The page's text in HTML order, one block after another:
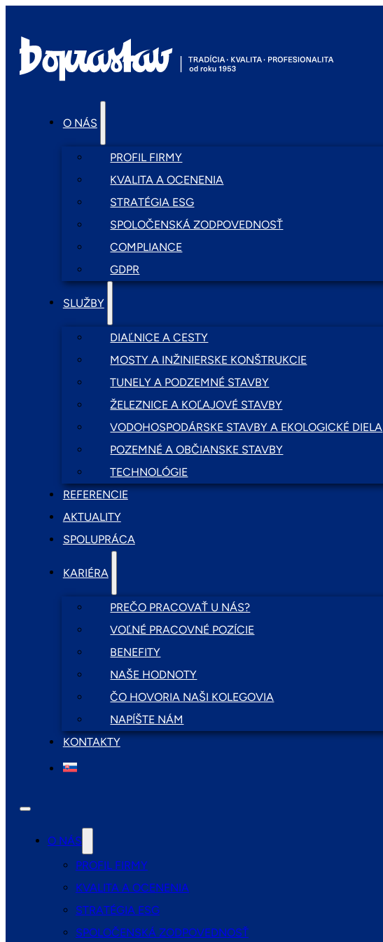
O NÁS
PROFIL FIRMY
KVALITA A OCENENIA
STRATÉGIA ESG
SPOLOČENSKÁ ZODPOVEDNOSŤ
COMPLIANCE
GDPR
SLUŽBY
DIAĽNICE A CESTY
MOSTY A INŽINIERSKE KONŠTRUKCIE
TUNELY A PODZEMNÉ STAVBY
ŽELEZNICE A KOĽAJOVÉ STAVBY
VODOHOSPODÁRSKE STAVBY A EKOLOGICKÉ DIELA
POZEMNÉ A OBČIANSKE STAVBY
TECHNOLÓGIE
REFERENCIE
AKTUALITY
SPOLUPRÁCA
KARIÉRA
PREČO PRACOVAŤ U NÁS?
VOĽNÉ PRACOVNÉ POZÍCIE
BENEFITY
NAŠE HODNOTY
ČO HOVORIA NAŠI KOLEGOVIA
NAPÍŠTE NÁM
KONTAKTY
O NÁS
PROFIL FIRMY
KVALITA A OCENENIA
STRATÉGIA ESG
SPOLOČENSKÁ ZODPOVEDNOSŤ